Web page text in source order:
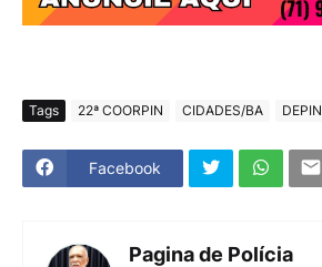
Tags 22ª COORPIN CIDADES/BA DEPIN
Facebook
Pagina de Polícia